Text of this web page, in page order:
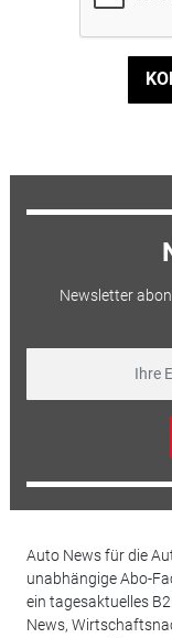
Newsletter
Auto News für die
unabhängige Abo-
ein tagesaktuelles
News,